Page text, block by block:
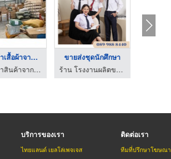
รับนำเข้าเสื้อผ้าจาก ...
รับนำเข้าสินค้าจากจีนราคาถูก - พีดับเบิ้ลยู คาโก้ โลจิสติกส์
ขายส่งชุดนักศึกษา
ร้าน โรงงานผลิตขายส่งชุดยูนิฟอร์ม - แก้วฟ้าออนไลน์ โบ๊เบ๊
บริการของเรา
ไทยแลนด์ เยลโล่เพจเจส
ติดต่อเรา
ทีมที่ปรึกษาโฆษณา